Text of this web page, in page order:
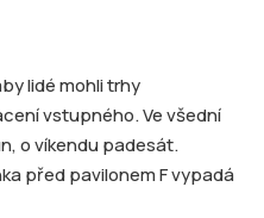
lidé mohli trhy
vstupného. Ve všední
o víkendu padesát.
před pavilonem F vypadá